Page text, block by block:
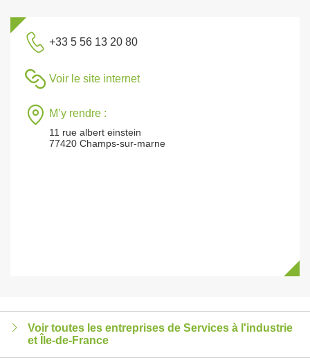
+33 5 56 13 20 80
Voir le site internet
M’y rendre :
11 rue albert einstein
77420 Champs-sur-marne
Voir toutes les entreprises de Services à l'industrie
et Île-de-France